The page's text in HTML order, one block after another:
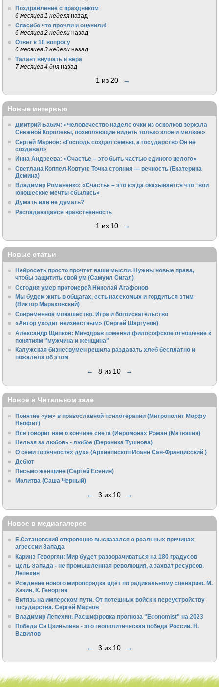
Поздравление с праздником
6 месяцев 1 неделя назад
Спасибо что прочли и оценили!
6 месяцев 2 недели назад
Ответ к 18 вопросу
6 месяцев 3 недели назад
Талант внушать и вера
7 месяцев 4 дня назад
1 из 20 →
Новые интервью
Дмитрий Бабич: «Человечество надело очки из осколков зеркала
Снежной Королевы, позволяющие видеть только злое и мелкое»
Сергей Марнов: «Господь создал семью, а государство Он не
создавал»
Инна Андреева: «Счастье – это быть частью единого целого»
Светлана Коппел-Ковтун: Точка стояния — вечность (Екатерина
Демина)
Владимир Романенко: «Счастье – это когда оказывается что твои
юношеские мечты сбылись»
Думать или не думать?
Распадающаяся нравственность
1 из 10 →
Новые статьи
Нейросеть просто прочтет ваши мысли. Нужны новые права,
чтобы защитить свой ум (Самуил Сигал)
Сегодня умер протоиерей Николай Агафонов
Мы будем жить в общагах, есть насекомых и гордиться этим
(Виктор Мараховский)
Cовременное монашество. Игра и богоискательство
«Автор уходит неизвестным» (Сергей Шаргунов)
Александр Щипков: Минздрав поменял философское отношение к
понятиям "мужчина и женщина"
Калужская бизнесвумен решила раздавать хлеб бесплатно и
пожалела об этом
← 8 из 10 →
Новое в Читальном зале
Понятие «ум» в православной психотерапии (Митрополит Морфу
Неофит)
Всё говорит нам о кончине света (Иеромонах Роман (Матюшин)
Нельзя за любовь - любое (Вероника Тушнова)
О семи горячностях духа (Архиепископ Иоанн Сан-Францисский )
Дебют
Письмо женщине (Сергей Есенин)
Молитва (Саша Черный)
← 3 из 10 →
Новое в медиагалерее
Е.Сатановский откровенно высказался о реальных причинах
агрессии Запада
Каринэ Геворгян: Мир будет разворачиваться на 180 градусов
Цель Запада - не промышленная революция, а захват ресурсов.
Лепехин
Рождение нового миропорядка идёт по радикальному сценарию. М.
Хазин, К. Геворгян
Витязь на имперском пути. От потешных войск к переустройству
государства. Сергей Марнов
Владимир Лепехин. Расшифровка прогноза "Economist" на 2023
Победа Си Цзиньпина - это геополитическая победа России. Н.
Вавилов
← 3 из 10 →